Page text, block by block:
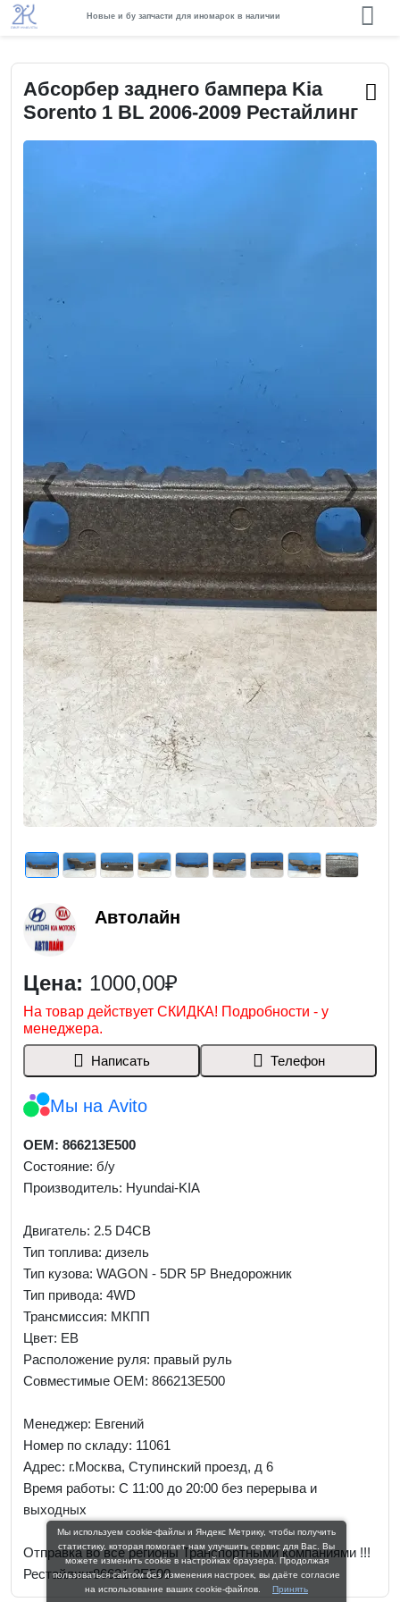
Новые и бу запчасти для иномарок в наличии
Абсорбер заднего бампера Kia
Sorento 1 BL 2006-2009 Рестайлинг
❮Previous ❯Next
Автолайн
Цена: 1000,00₽
На товар действует СКИДКА! Подробности - у
менеджера.
Написать Телефон
Мы на Avito
OEM: 866213E500
Состояние: б/у
Производитель: Hyundai-KIA
Двигатель: 2.5 D4CB
Тип топлива: дизель
Тип кузова: WAGON - 5DR 5P Внедорожник
Тип привода: 4WD
Трансмиссия: МКПП
Цвет: EB
Расположение руля: правый руль
Совместимые OEM: 866213E500
Менеджер: Евгений
Номер по складу: 11061
Адрес: г.Москва, Ступинский проезд, д 6
Время работы: С 11:00 до 20:00 без перерыва и
выходных
Отправка во все регионы Транспортными компаниями !!!
Рестайлинг86621-3E500
Мы используем cookie-файлы и Яндекс Метрику, чтобы получить
статистику, которая помогает нам улучшить сервис для Вас. Вы
можете изменить cookie в настройках браузера. Продолжая
пользоваться сайтом без изменения настроек, вы даёте согласие
на использование ваших cookie-файлов.
Принять